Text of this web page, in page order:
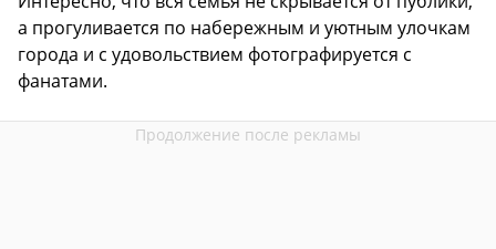
а прогуливается по набережным и уютным улочкам
города и с удовольствием фотографируется с
фанатами.